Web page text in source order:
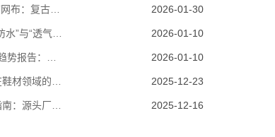
解密Marshall马歇尔音箱网布：复古质感背后的材质与工艺美学 2026-01-30
2026-01-10
2026-01-10
2025-12-23
2025-12-16